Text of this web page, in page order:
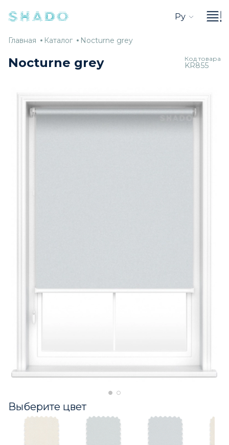
Ру
Главная Главная
КаталогКаталог
Nocturne
Nocturne grey
Nocturne grey Код товара
KR855
Выберите цвет